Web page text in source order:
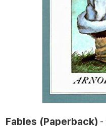
Fables (Paperback) -